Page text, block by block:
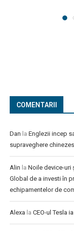
COMENTARII
Dan la Englezii incep
supraveghere
Alin la Noile device-uri
Global de a investi în
echipamentelor de
Alexa la CEO-ul Tesla